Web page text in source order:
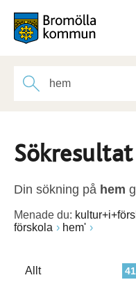
Sökresultat
Din sökning på hem
Menade du:
förskola
hem'
Allt